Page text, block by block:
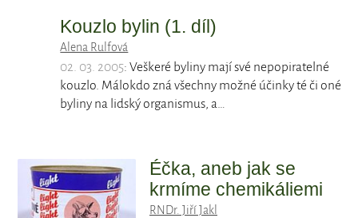
Kouzlo bylin (1. díl)
Alena Rulfová
02. 03. 2005: Veškeré byliny mají své nepopiratelné
kouzlo. Málokdo zná všechny možné účinky té či oné
byliny na lidský organismus, a…
Éčka, aneb jak se
krmíme chemikáliemi
RNDr. Jiří Jakl